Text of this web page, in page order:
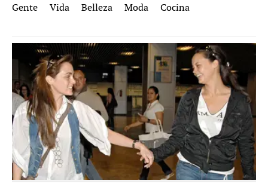
Gente Vida Belleza Moda Cocina